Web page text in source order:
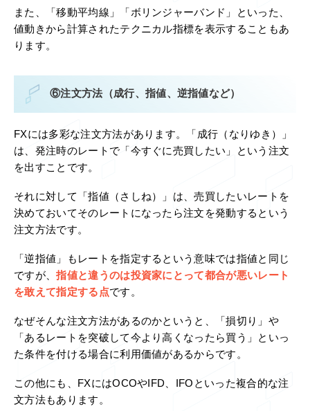
また、「移動平均線」「ボリンジャーバンド」といった、
値動きから計算されたテクニカル指標を表示することもあ
ります。
⑥注文方法（成行、指値、逆指値など）
FXには多彩な注文方法があります。「成行（なりゆき）」
は、発注時のレートで「今すぐに売買したい」という注文
を出すことです。
それに対して「指値（さしね）」は、売買したいレートを
決めておいてそのレートになったら注文を発動するという
注文方法です。
「逆指値」もレートを指定するという意味では指値と同じ
ですが、指値と違うのは投資家にとって都合が悪いレート
を敢えて指定する点です。
なぜそんな注文方法があるのかというと、「損切り」や
「あるレートを突破して今より高くなったら買う」といっ
た条件を付ける場合に利用価値があるからです。
この他にも、FXにはOCOやIFD、IFOといった複合的な注
文方法もあります。